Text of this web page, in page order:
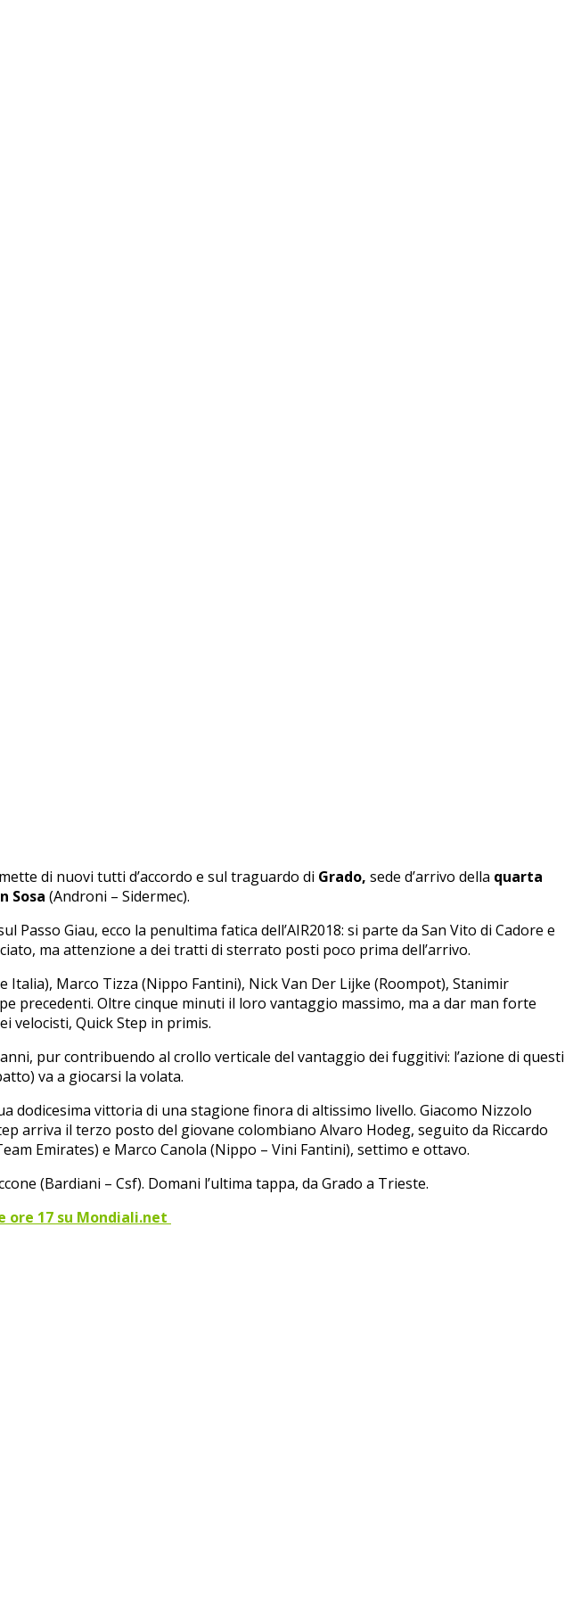
mette di nuovi tutti d’accordo e sul traguardo di Grado, sede d’arrivo della quarta
Sosa (Androni – Sidermec).
Giau, ecco la penultima fatica dell’AIR2018: si parte da San Vito di Cadore e
ma attenzione a dei tratti di sterrato posti poco prima dell’arrivo.
Marco Tizza (Nippo Fantini), Nick Van Der Lijke (Roompot), Stanimir
precedenti. Oltre cinque minuti il loro vantaggio massimo, ma a dar man forte
velocisti, Quick Step in primis.
pur contribuendo al crollo verticale del vantaggio dei fuggitivi: l’azione di questi
va a giocarsi la volata.
dodicesima vittoria di una stagione finora di altissimo livello. Giacomo Nizzolo
arriva il terzo posto del giovane colombiano Alvaro Hodeg, seguito da Riccardo
Emirates) e Marco Canola (Nippo – Vini Fantini), settimo e ottavo.
(Bardiani – Csf). Domani l’ultima tappa, da Grado a Trieste.
ore 17 su Mondiali.net